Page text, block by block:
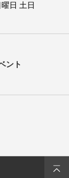
日 土日
ント